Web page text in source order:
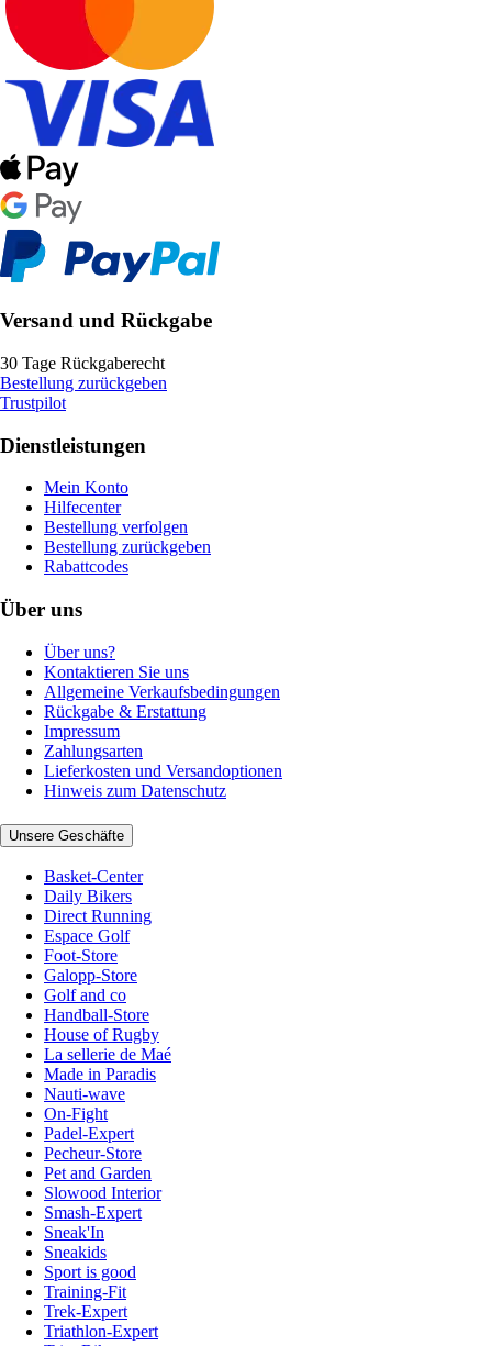
Versand und Rückgabe
30 Tage Rückgaberecht
Bestellung zurückgeben
Trustpilot
Dienstleistungen
Mein Konto
Hilfecenter
Bestellung verfolgen
Bestellung zurückgeben
Rabattcodes
Über uns
Über uns?
Kontaktieren Sie uns
Allgemeine Verkaufsbedingungen
Rückgabe & Erstattung
Impressum
Zahlungsarten
Lieferkosten und Versandoptionen
Hinweis zum Datenschutz
Unsere Geschäfte
Basket-Center
Daily Bikers
Direct Running
Espace Golf
Foot-Store
Galopp-Store
Golf and co
Handball-Store
House of Rugby
La sellerie de Maé
Made in Paradis
Nauti-wave
On-Fight
Padel-Expert
Pecheur-Store
Pet and Garden
Slowood Interior
Smash-Expert
Sneak'In
Sneakids
Sport is good
Training-Fit
Trek-Expert
Triathlon-Expert